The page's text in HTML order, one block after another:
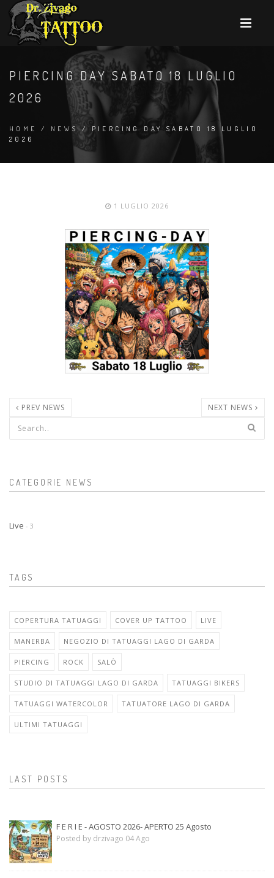
PIERCING DAY SABATO 18 LUGLIO
2026
HOME / NEWS/ PIERCING DAY SABATO 18 LUGLIO
2026
1 LUGLIO 2026
PREV NEWS NEXT NEWS
Form di ricerca
CATEGORIE NEWS
Live - 3
TAGS
COPERTURA TATUAGGI COVER UP TATTOO LIVE
MANERBA NEGOZIO DI TATUAGGI LAGO DI GARDA
PIERCING ROCK SALÒ
STUDIO DI TATUAGGI LAGO DI GARDA TATUAGGI BIKERS
TATUAGGI WATERCOLOR TATUATORE LAGO DI GARDA
ULTIMI TATUAGGI
LAST POSTS
F E R I E - AGOSTO 2026- APERTO 25 Agosto
Posted by drzivago 04 Ago